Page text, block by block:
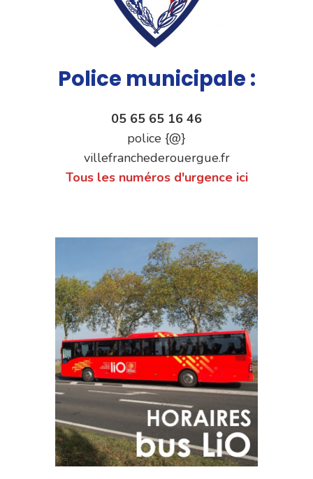
Police municipale :
05 65 65 16 46
police {@}
villefranchederouergue.fr
Tous les numéros d'urgence ici